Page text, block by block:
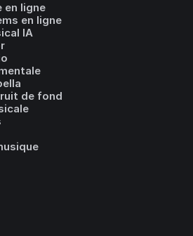
en ligne
en ligne
IA
de fond